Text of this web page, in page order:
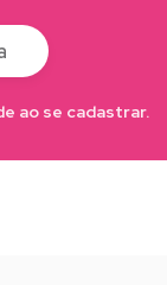
ao se cadastrar.